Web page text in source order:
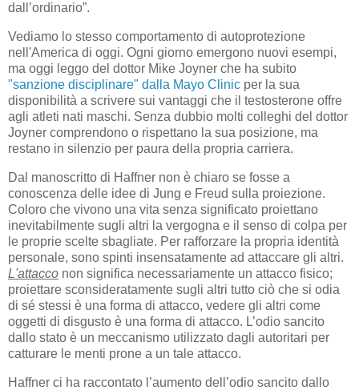
dall’ordinario”.
Vediamo lo stesso comportamento di autoprotezione
nell'America di oggi. Ogni giorno emergono nuovi esempi,
ma oggi leggo del dottor Mike Joyner che ha subito
"sanzione disciplinare" dalla Mayo Clinic per la sua
disponibilità a scrivere sui vantaggi che il testosterone offre
agli atleti nati maschi. Senza dubbio molti colleghi del dottor
Joyner comprendono o rispettano la sua posizione, ma
restano in silenzio per paura della propria carriera.
Dal manoscritto di Haffner non è chiaro se fosse a
conoscenza delle idee di Jung e Freud sulla proiezione.
Coloro che vivono una vita senza significato proiettano
inevitabilmente sugli altri la vergogna e il senso di colpa per
le proprie scelte sbagliate. Per rafforzare la propria identità
personale, sono spinti insensatamente ad attaccare gli altri.
L'attacco non significa necessariamente un attacco fisico;
proiettare sconsideratamente sugli altri tutto ciò che si odia
di sé stessi è una forma di attacco, vedere gli altri come
oggetti di disgusto è una forma di attacco. L’odio sancito
dallo stato è un meccanismo utilizzato dagli autoritari per
catturare le menti prone a un tale attacco.
Haffner ci ha raccontato l’aumento dell’odio sancito dallo